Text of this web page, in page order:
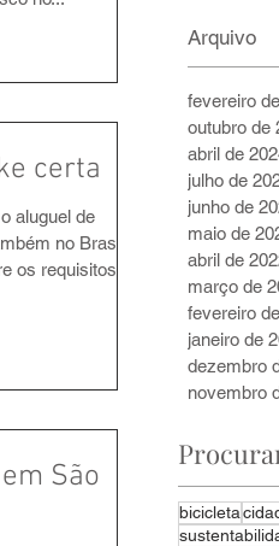
certa
aluguel de
no Brasil,
os requisitos...
São
Arquivo
fevereiro
outubro de
abril de
julho de
junho de
maio de
abril de
março de
fevereiro
janeiro de
dezembro
novembro
bicicleta